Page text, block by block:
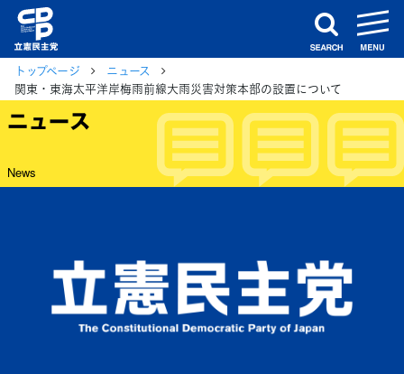
search
トップページ
ニュース
関東・東海太平洋岸梅雨前線大雨災害対策本部の設置について
ニュース
News